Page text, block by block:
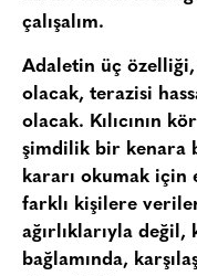
çalışalım.
Adaletin üç
olacak, terazisi
olacak. Kılıcının
şimdilik bir kenara
kararı okumak için
farklı kişilere
ağırlıklarıyla değil,
bağlamında,